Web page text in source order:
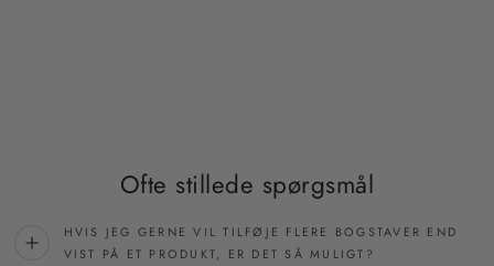
Ofte stillede spørgsmål
HVIS JEG GERNE VIL TILFØJE FLERE BOGSTAVER END
VIST PÅ ET PRODUKT, ER DET SÅ MULIGT?